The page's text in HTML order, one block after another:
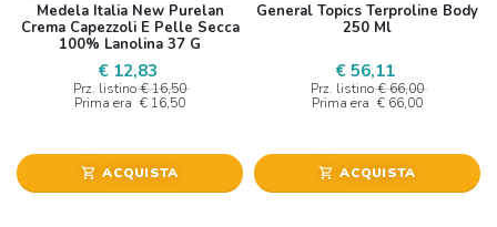
Medela Italia New Purelan
Crema Capezzoli E Pelle Secca
100% Lanolina 37 G
€ 12,83
Prz. listino € 16,50
Prima era € 16,50
shopping_cart ACQUISTA
General Topics Terproline Body
250 Ml
€ 56,11
Prz. listino € 66,00
Prima era € 66,00
shopping_cart ACQUISTA